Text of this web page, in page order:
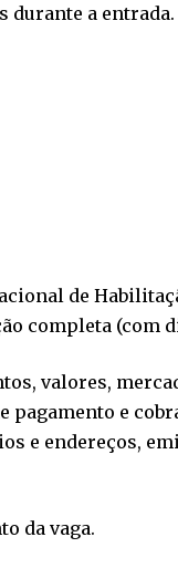
durante a entrada.
de
completa (com
valores,
e
e endereços,
da vaga.